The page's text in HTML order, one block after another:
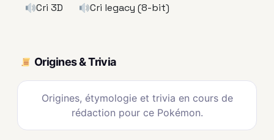
Cri 3D Cri legacy (8-bit)
Origines & Trivia
Origines, étymologie et trivia en cours de
rédaction pour ce Pokémon.